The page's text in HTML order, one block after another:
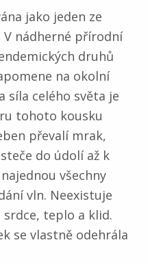
jako jeden ze
nádherné přírodní
druhů
na okolní
síla celého světa je
tohoto kousku
převalí mrak,
do údolí až k
všechny
vln. Neexistuje
teplo a klid.
se vlastně odehrála